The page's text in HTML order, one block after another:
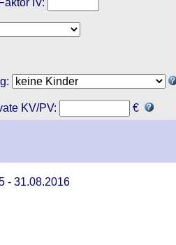
Faktor IV:
KV/PV: €
- 31.08.2016